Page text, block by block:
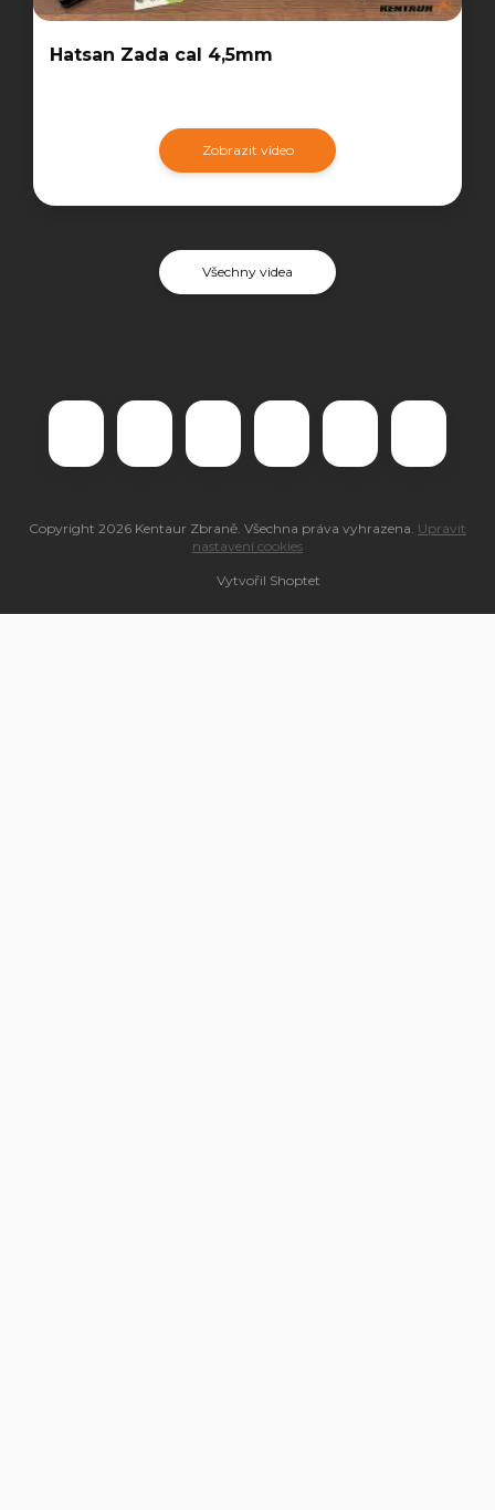
Hatsan Zada cal 4,5mm
Zobrazit video
Všechny videa
Vytvořil Shoptet
Copyright 2026 Kentaur Zbraně. Všechna práva vyhrazena. Upravit
nastavení cookies